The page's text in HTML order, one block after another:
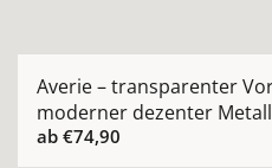
Averie – transparenter
moderner dezenter
ab €74,90